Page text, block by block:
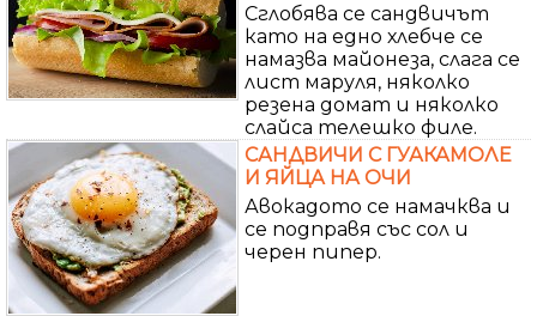
Сглобява се сандвичът
като на едно хлебче се
намазва майонеза, слага се
лист маруля, няколко
резена домат и няколко
слайса телешко филе.
САНДВИЧИ С ГУАКАМОЛЕ
И ЯЙЦА НА ОЧИ
Авокадото се намачква и
се подправя със сол и
черен пипер.